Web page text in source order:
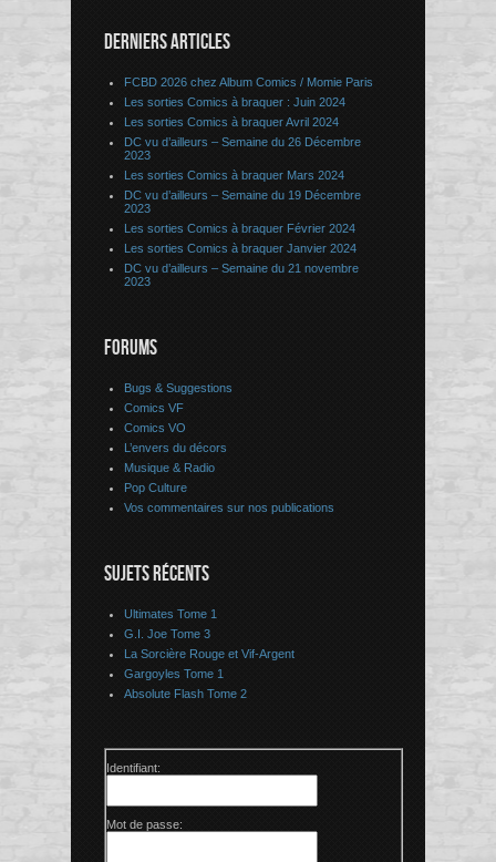
DERNIERS ARTICLES
FCBD 2026 chez Album Comics / Momie Paris
Les sorties Comics à braquer : Juin 2024
Les sorties Comics à braquer Avril 2024
DC vu d’ailleurs – Semaine du 26 Décembre
2023
Les sorties Comics à braquer Mars 2024
DC vu d’ailleurs – Semaine du 19 Décembre
2023
Les sorties Comics à braquer Février 2024
Les sorties Comics à braquer Janvier 2024
DC vu d’ailleurs – Semaine du 21 novembre
2023
FORUMS
Bugs & Suggestions
Comics VF
Comics VO
L’envers du décors
Musique & Radio
Pop Culture
Vos commentaires sur nos publications
SUJETS RÉCENTS
Ultimates Tome 1
G.I. Joe Tome 3
La Sorcière Rouge et Vif-Argent
Gargoyles Tome 1
Absolute Flash Tome 2
Identifiant:
Mot de passe: